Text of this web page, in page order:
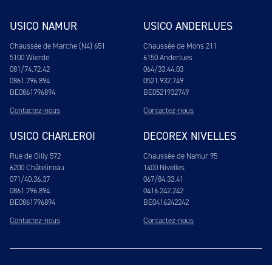
USICO NAMUR
Chaussée de Marche (N4) 651
5100 Wierde
081/74.72.42
0861.796.894
BE0861796894
Contactez-nous
USICO ANDERLUES
Chaussée de Mons 211
6150 Anderlues
064/33.44.03
0521.932.749
BE0521932749
Contactez-nous
USICO CHARLEROI
Rue de Gilly 572
6200 Châtelineau
071/40.36.37
0861.796.894
BE0861796894
Contactez-nous
DECOREX NIVELLES
Chaussée de Namur 95
1400 Nivelles
067/84.33.41
0416.242.242
BE0416242242
Contactez-nous